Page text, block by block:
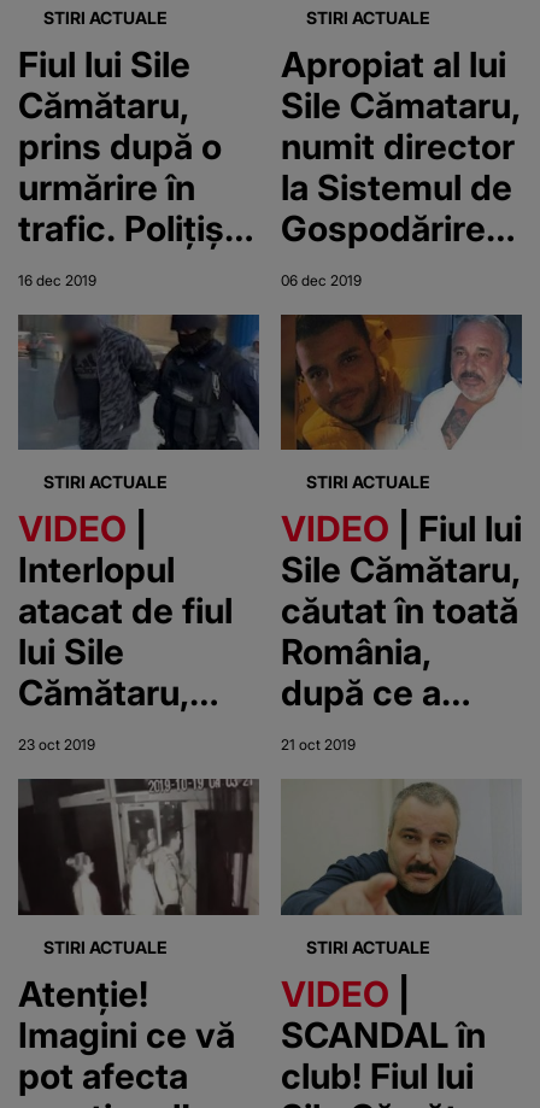
STIRI ACTUALE
Fiul lui Sile
Cămătaru,
prins după o
urmărire în
trafic. Poliţiştii
au făcut uz de
armă, pentru
că a refuzat
să oprească.
El era căutat
după ce a
înjunghiat un
bărbat, într-un
club din
Timişoara
16 dec 2019
STIRI ACTUALE
Apropiat al lui
Sile Cămataru,
numit director
la Sistemul de
Gospodărirea
a Apelor
Giurgiu
06 dec 2019
STIRI ACTUALE
VIDEO
Interlopul
atacat de fiul
lui Sile
Cămătaru,
săltat pentru
trafic de
cocaină
23 oct 2019
STIRI ACTUALE
VIDEO | Fiul lui
Sile Cămătaru,
căutat în toată
România,
după ce a
înjunghiat un
bărbat care îi
lovise iubita
21 oct 2019
STIRI ACTUALE
Atenție!
Imagini ce vă
pot afecta
STIRI ACTUALE
VIDEO
SCANDAL în
club! Fiul lui